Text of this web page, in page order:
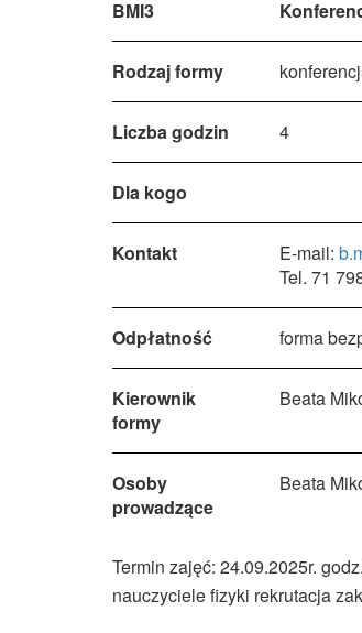
BMI3
Rodzaj formy
Liczba godzin 4
Dla kogo
Kontakt E-mail:
Tel. 71
Odpłatność forma
Kierownik
formy
Beata
Osoby
prowadzące
Beata
Termin zajęć: 24.09.2025r.
nauczyciele fizyki rekrutacja